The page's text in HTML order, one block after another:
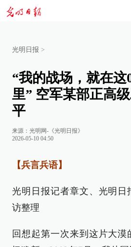
光明日报 >
“我的战场，就在这
里” 空军某部正高
平
来源： 光明网-《光明日报》
2026-05-10 04:50
【兵言兵语】
光明日报记者章文、光明日
访整理
回想起第一次来到这片大漠